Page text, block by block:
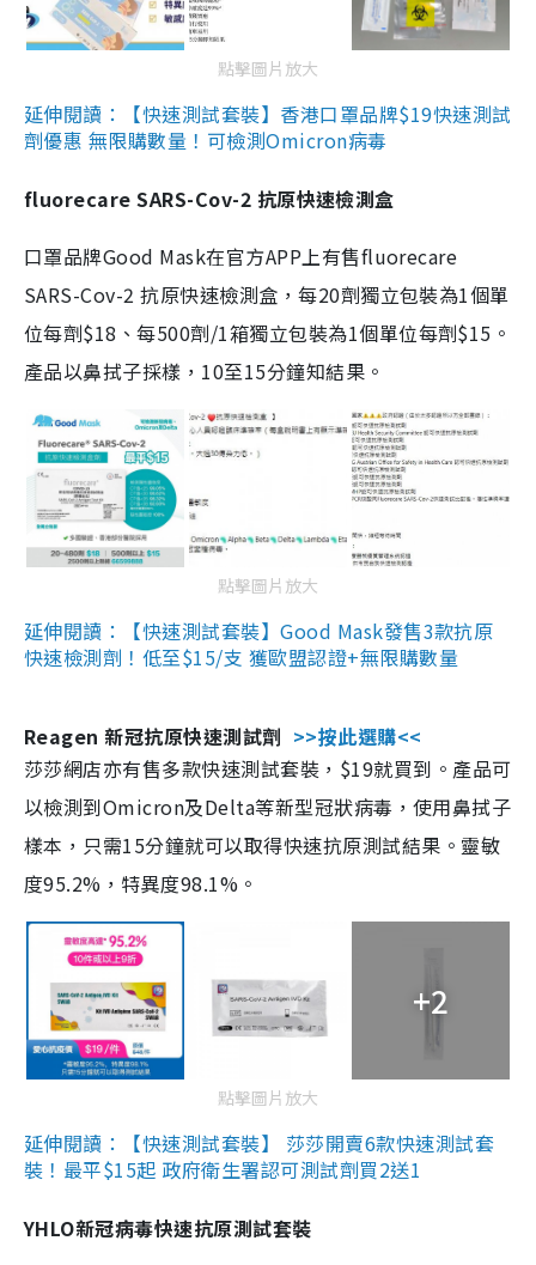
點擊圖片放大
延伸閱讀：【快速測試套裝】香港口罩品牌$19快速測試
劑優惠 無限購數量！可檢測Omicron病毒
fluorecare SARS-Cov-2 抗原快速檢測盒
口罩品牌Good Mask在官方APP上有售fluorecare
SARS-Cov-2 抗原快速檢測盒，每20劑獨立包裝為1個單
位每劑$18、每500劑/1箱獨立包裝為1個單位每劑$15。
產品以鼻拭子採樣，10至15分鐘知結果。
點擊圖片放大
延伸閱讀：【快速測試套裝】Good Mask發售3款抗原
快速檢測劑！低至$15/支 獲歐盟認證+無限購數量
Reagen 新冠抗原快速測試劑 >>按此選購<<
莎莎網店亦有售多款快速測試套裝，$19就買到。產品可
以檢測到Omicron及Delta等新型冠狀病毒，使用鼻拭子
樣本，只需15分鐘就可以取得快速抗原測試結果。靈敏
度95.2%，特異度98.1%。
+2
點擊圖片放大
延伸閱讀：【快速測試套裝】 莎莎開賣6款快速測試套
裝！最平$15起 政府衛生署認可測試劑買2送1
YHLO新冠病毒快速抗原測試套裝